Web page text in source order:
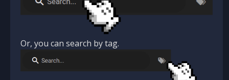
Or, you can search by tag.